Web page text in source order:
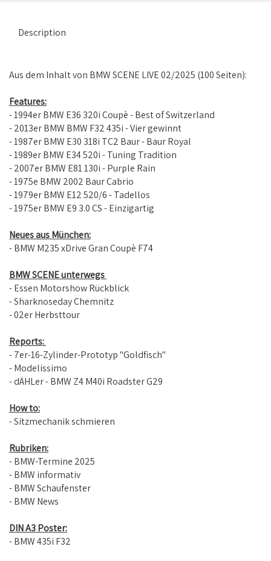
Description
Aus dem Inhalt von BMW SCENE LIVE 02/2025 (100 Seiten):
Features:
- 1994er BMW E36 320i Coupè - Best of Switzerland
- 2013er BMW BMW F32 435i - Vier gewinnt
- 1987er BMW E30 318i TC2 Baur - Baur Royal
- 1989er BMW E34 520i - Tuning Tradition
- 2007er BMW E81 130i - Purple Rain
- 1975e BMW 2002 Baur Cabrio
- 1979er BMW E12 520/6 - Tadellos
- 1975er BMW E9 3.0 CS - Einzigartig
Neues aus München:
- BMW M235 xDrive Gran Coupè F74
BMW SCENE unterwegs
- Essen Motorshow Rückblick
- Sharknoseday Chemnitz
- 02er Herbsttour
Reports:
- 7er-16-Zylinder-Prototyp "Goldfisch"
- Modelissimo
- dÄHLer - BMW Z4 M40i Roadster G29
How to:
- Sitzmechanik schmieren
Rubriken:
- BMW-Termine 2025
- BMW informativ
- BMW Schaufenster
- BMW News
DIN A3 Poster:
- BMW 435i F32